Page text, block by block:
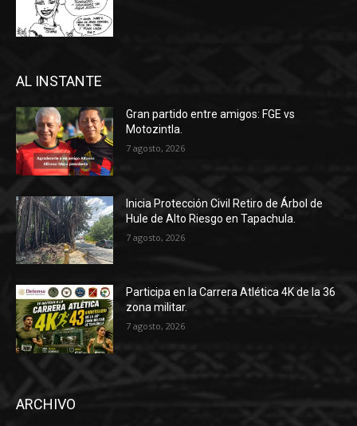
AL INSTANTE
Gran partido entre amigos: FGE vs
Motozintla.
7 agosto, 2026
Inicia Protección Civil Retiro de Árbol de
Hule de Alto Riesgo en Tapachula.
7 agosto, 2026
Participa en la Carrera Atlética 4K de la 36
zona militar.
7 agosto, 2026
ARCHIVO